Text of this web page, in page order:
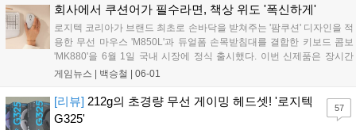
솔루션을 도입해 하이브리드 업무 환경에 맞춘 스마트 협업 환경을 구현
에게 실제 업무 환경 기반의 오피스 경험을 제공하는 실사용 기반 공간
이다. 퍼시스 직원들의 실제 근무 공간과 고객 체험 및 상담 공간으로 운
영되어, 방문 고객이 로지텍의 화상회의 솔루션이 적용된 업무 환경을
직접 확인하고 자사에 적합한 구축 방향을 검토할 수 있도록 했다....
회사에서 쿠션어가 필수라면, 책상 위도 '폭신하게'
로지텍 코리아가 브랜드 최초로 손바닥을 받쳐주는 '팜쿠션' 디자인을 적
용한 무선 마우스 'M850L'과 듀얼폼 손목받침대를 결합한 키보드 콤보
'MK880'을 6월 1일 국내 시장에 정식 출시했다. 이번 신제품은 장시간
PC 사용 시 발생하는 손목과 손바닥의 피로도를 낮추도록 설계되어, 긴
환경을 제공하는 것이 특징이다. 특히 Logi Options+를 통한 커스터마이
징 기능과 최대 3대 기기를 넘나드는 이지스위치 기술을 탑재해 다중 디
게임뉴스 | 백승철 | 06-01
[리뷰] 212g의 초경량 무선 게이밍 헤드셋! '로지텍
G325'
57